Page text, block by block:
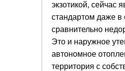
экзотикой, сейчас
стандартом даже в
сравнительно
Это и наружное
автономное
территория с